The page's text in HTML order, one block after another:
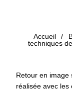
Accueil /
techniques
Retour en image
réalisée avec